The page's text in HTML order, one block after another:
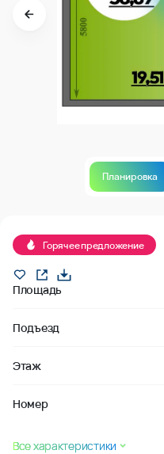
Планировка
Горячее предложение
Площадь
Подъезд
Этаж
Номер
Все характеристики